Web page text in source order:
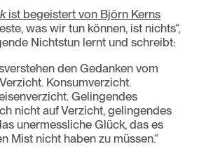
ist begeistert von Björn Kerns
was wir tun können, ist nichts“,
Nichtstun lernt und schreibt:
den Gedanken vom
Konsumverzicht.
Gelingendes
nicht auf Verzicht, gelingendes
unermessliche Glück, das es
Mist nicht haben zu müssen.“